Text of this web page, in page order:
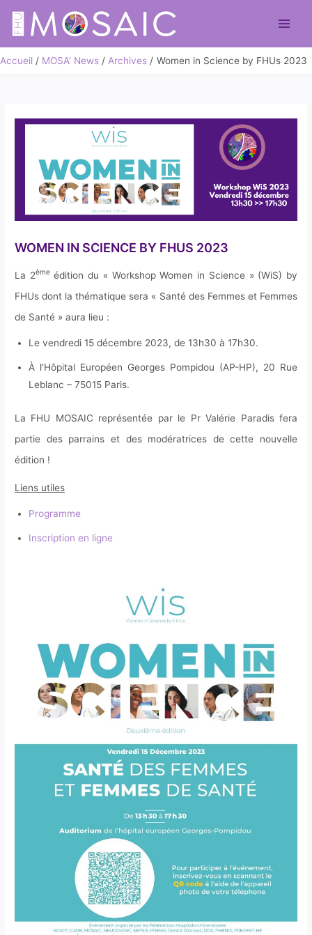
Accueil MOSA' News Archives Women in Science by FHUs 2023
WOMEN IN SCIENCE BY FHUS 2023
La 2èmeédition du « Workshop Women in Science » (WiS) by
FHUs dont la thématique sera « Santé des Femmes et Femmes
de Santé » aura lieu :
Le vendredi 15 décembre 2023, de 13h30 à 17h30.
À l’Hôpital Européen Georges Pompidou (AP-HP), 20 Rue
Leblanc – 75015 Paris.
La FHU MOSAIC représentée par le Pr Valérie Paradis fera
partie des parrains et des modératrices de cette nouvelle
édition !
Liens utiles
Programme
Inscription en ligne